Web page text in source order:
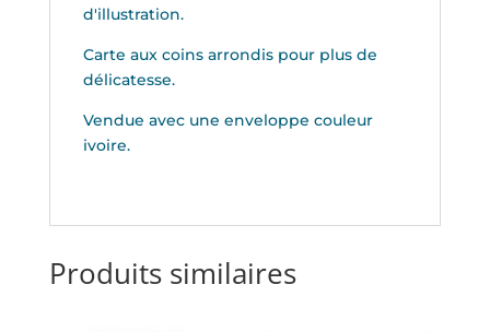
d'illustration.
Carte aux coins arrondis pour plus de
délicatesse.
Vendue avec une enveloppe couleur
ivoire.
Produits similaires